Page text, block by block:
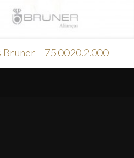
Bruner – 75.0020.2.000